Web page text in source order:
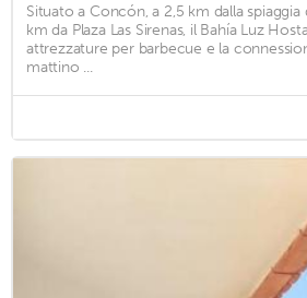
Situato a Concón, a 2,5 km dalla spiaggia
km da Plaza Las Sirenas, il Bahía Luz
attrezzature per barbecue e la
mattino ...